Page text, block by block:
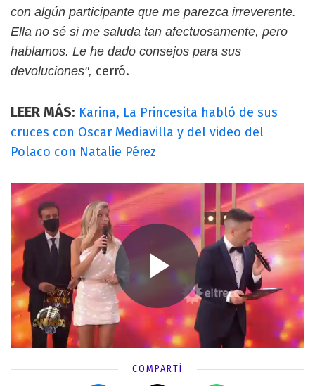
con algún participante que me parezca irreverente.
Ella no sé si me saluda tan afectuosamente, pero
hablamos. Le he dado consejos para sus
devoluciones", cerró.
LEER MÁS: Karina, La Princesita habló de sus
cruces con Oscar Mediavilla y del video del
Polaco con Natalie Pérez
COMPARTÍ